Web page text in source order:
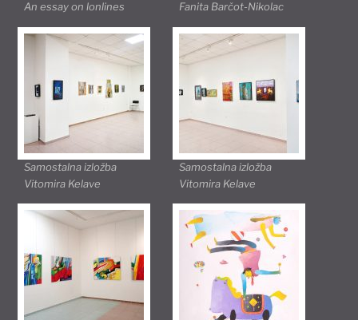
An essay on lonlines Fanita Barčot-Nikolac
Samostalna izložba
Vitomira Kelave
Samostalna izložba
Vitomira Kelave